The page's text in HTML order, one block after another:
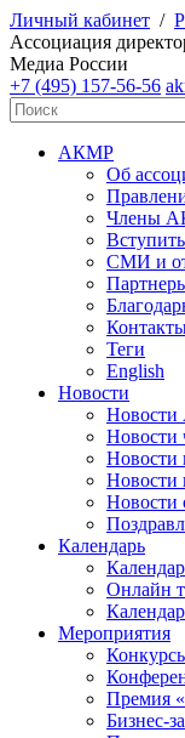
Личный кабинет /
Ассоциация
Медиа России
+7 (495) 157-56-56
АКМР
Об
Члены
СМИ и
Теги
English
Новости
Новости
Новости
Новости
Календарь
Онлайн
Мероприятия
Премия
Бизнес-